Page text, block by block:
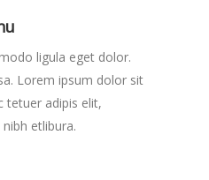
ligula eget dolor.
Lorem ipsum dolor sit
tetuer adipis elit,
etlibura.